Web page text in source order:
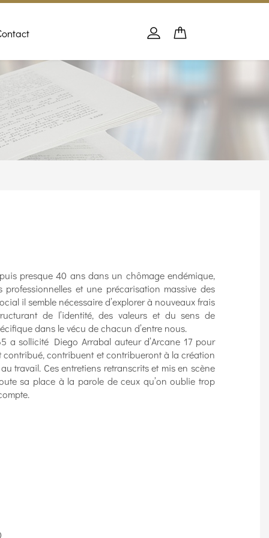
Panier
Se connecter
PANIER
presque 40 ans dans un chômage endémique,
et une précarisation massive des
il semble nécessaire d’explorer à nouveaux frais
de l’identité, des valeurs et du sens de
dans le vécu de chacun d’entre nous.
a sollicité Diego Arrabal auteur d’Arcane 17 pour
contribué, contribuent et contribueront à la création
travail. Ces entretiens retranscrits et mis en scène
sa place à la parole de ceux qu’on oublie trop